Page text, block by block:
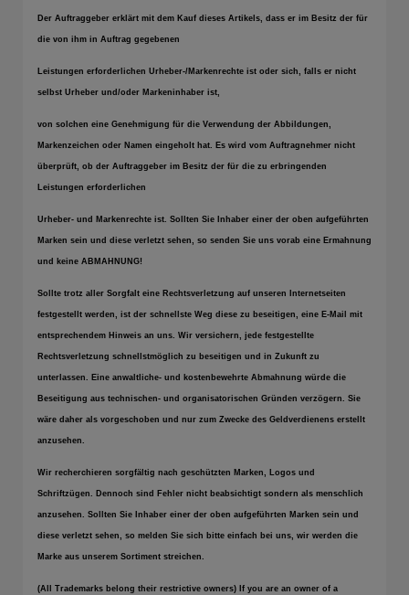
Der Auftraggeber erklärt mit dem Kauf dieses Artikels, dass er im Besitz der für
die von ihm in Auftrag gegebenen
Leistungen erforderlichen Urheber-/Markenrechte ist oder sich, falls er nicht
selbst Urheber und/oder Markeninhaber ist,
von solchen eine Genehmigung für die Verwendung der Abbildungen,
Markenzeichen oder Namen eingeholt hat. Es wird vom Auftragnehmer nicht
überprüft, ob der Auftraggeber im Besitz der für die zu erbringenden
Leistungen erforderlichen
Urheber- und Markenrechte ist. Sollten Sie Inhaber einer der oben aufgeführten
Marken sein und diese verletzt sehen, so senden Sie uns vorab eine Ermahnung
und keine ABMAHNUNG!
Sollte trotz aller Sorgfalt eine Rechtsverletzung auf unseren Internetseiten
festgestellt werden, ist der schnellste Weg diese zu beseitigen, eine E-Mail mit
entsprechendem Hinweis an uns. Wir versichern, jede festgestellte
Rechtsverletzung schnellstmöglich zu beseitigen und in Zukunft zu
unterlassen. Eine anwaltliche- und kostenbewehrte Abmahnung würde die
Beseitigung aus technischen- und organisatorischen Gründen verzögern. Sie
wäre daher als vorgeschoben und nur zum Zwecke des Geldverdienens erstellt
anzusehen.
Wir recherchieren sorgfältig nach geschützten Marken, Logos und
Schriftzügen. Dennoch sind Fehler nicht beabsichtigt sondern als menschlich
anzusehen. Sollten Sie Inhaber einer der oben aufgeführten Marken sein und
diese verletzt sehen, so melden Sie sich bitte einfach bei uns, wir werden die
Marke aus unserem Sortiment streichen.
(All Trademarks belong their restrictive owners) If you are an owner of a